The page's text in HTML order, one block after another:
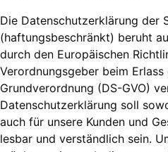
Die Datenschutzerklärung der
(haftungsbeschränkt) beruht
durch den Europäischen
Verordnungsgeber beim
Grundverordnung (DS-GVO)
Datenschutzerklärung soll
auch für unsere Kunden und
lesbar und verständlich sein.